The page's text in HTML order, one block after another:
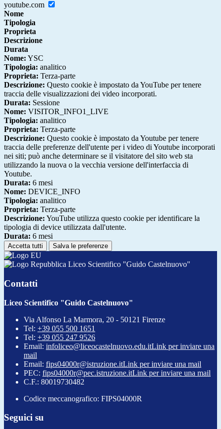
youtube.com
Nome
Tipologia
Proprieta
Descrizione
Durata
Nome: YSC
Tipologia: analitico
Proprieta: Terza-parte
Descrizione: Questo cookie è impostato da YouTube per tenere
traccia delle visualizzazioni dei video incorporati.
Durata: Sessione
Nome: VISITOR_INFO1_LIVE
Tipologia: analitico
Proprieta: Terza-parte
Descrizione: Questo cookie è impostato da Youtube per tenere
traccia delle preferenze dell'utente per i video di Youtube incorporati
nei siti; può anche determinare se il visitatore del sito web sta
utilizzando la nuova o la vecchia versione dell'interfaccia di
Youtube.
Durata: 6 mesi
Nome: DEVICE_INFO
Tipologia: analitico
Proprieta: Terza-parte
Descrizione: YouTube utilizza questo cookie per identificare la
tipologia di device utilizzata dall'utente.
Durata: 6 mesi
Accetta tutti Salva le preferenze
Liceo Scientifico "Guido Castelnuovo"
Contatti
Liceo Scientifico "Guido Castelnuovo"
Via Alfonso La Marmora, 20 - 50121 Firenze
Tel: +39 055 500 1651
Tel: +39 055 247 9526
Email: infoliceo@liceocastelnuovo.edu.itLink per inviare una
mail
Email: fips04000r@istruzione.itLink per inviare una mail
PEC: fips04000r@pec.istruzione.itLink per inviare una mail
C.F.: 80019730482
Codice meccanografico: FIPS04000R
Seguici su